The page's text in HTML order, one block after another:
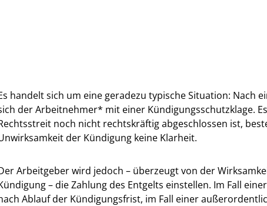
handelt sich um eine geradezu typische Situation: Nach
der Arbeitnehmer* mit einer Kündigungsschutzklage.
noch nicht rechtskräftig abgeschlossen ist,
der Kündigung keine Klarheit.
Arbeitgeber wird jedoch – überzeugt von der
– die Zahlung des Entgelts einstellen. Im Fall
Ablauf der Kündigungsfrist, im Fall einer